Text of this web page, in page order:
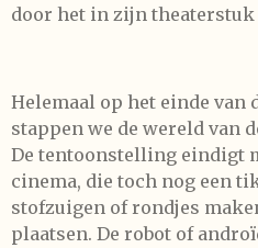
door het in zijn theaterstuk
Helemaal op het einde van
stappen we de wereld van
De tentoonstelling eindigt
cinema, die toch nog een
stofzuigen of rondjes
plaatsen. De robot of